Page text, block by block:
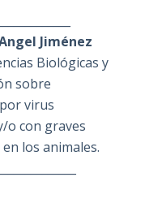
Jiménez
Biológicas y
sobre
virus
o con graves
los animales.